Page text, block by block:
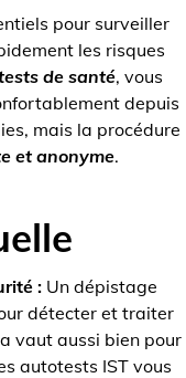
pour surveiller
les risques
de santé, vous
depuis
mais la procédure
et anonyme.
:Un dépistage
détecter et traiter
vaut aussi bien pour
autotests IST vous